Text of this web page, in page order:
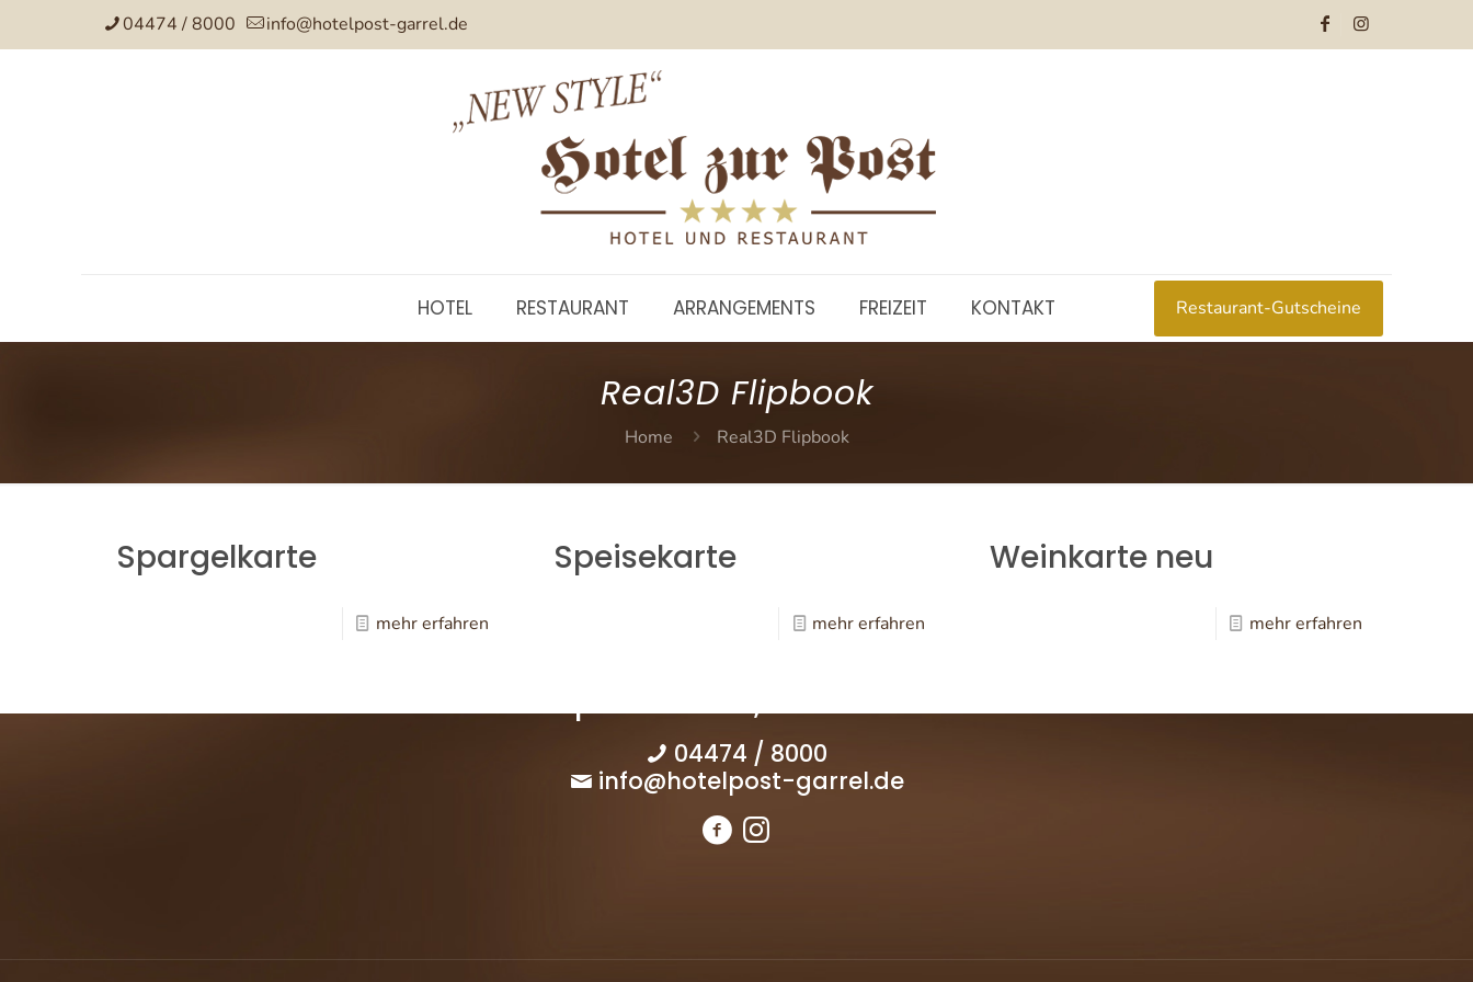
04474 / 8000 info@hotelpost-garrel.de
HOTEL RESTAURANT ARRANGEMENTS FREIZEIT KONTAKT Restaurant-Gutscheine
Real3D Flipbook
Home Real3D Flipbook
Spargelkarte
mehr erfahren
Speisekarte
mehr erfahren
Weinkarte neu
mehr erfahren
Hauptstraße 34, 49681 Garrel
04474 / 8000
info@hotelpost-garrel.de